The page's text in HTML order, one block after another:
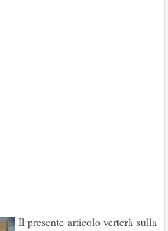
Il presente articolo verterà sulla